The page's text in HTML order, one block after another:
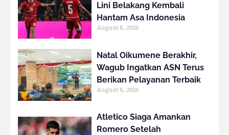
Lini Belakang Kembali
Hantam Asa Indonesia
August 8, 2026
Natal Oikumene Berakhir,
Wagub Ingatkan ASN Terus
Berikan Pelayanan Terbaik
August 8, 2026
Atletico Siaga Amankan
Romero Setelah